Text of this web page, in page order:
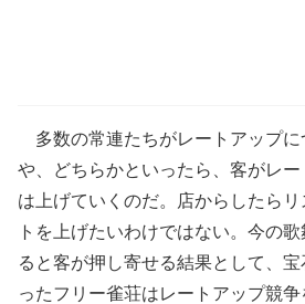
多数の常連たちがレートアップに
や、どちらかといったら、客がレ
は上げていくのだ。店からしたら
トを上げたいわけではない。今の
ると客が押し寄せる結果として、
ったフリー雀荘はレートアップ競